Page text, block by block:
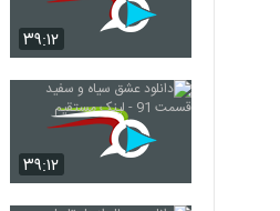
۳۹:۱۲
۳۹:۱۲